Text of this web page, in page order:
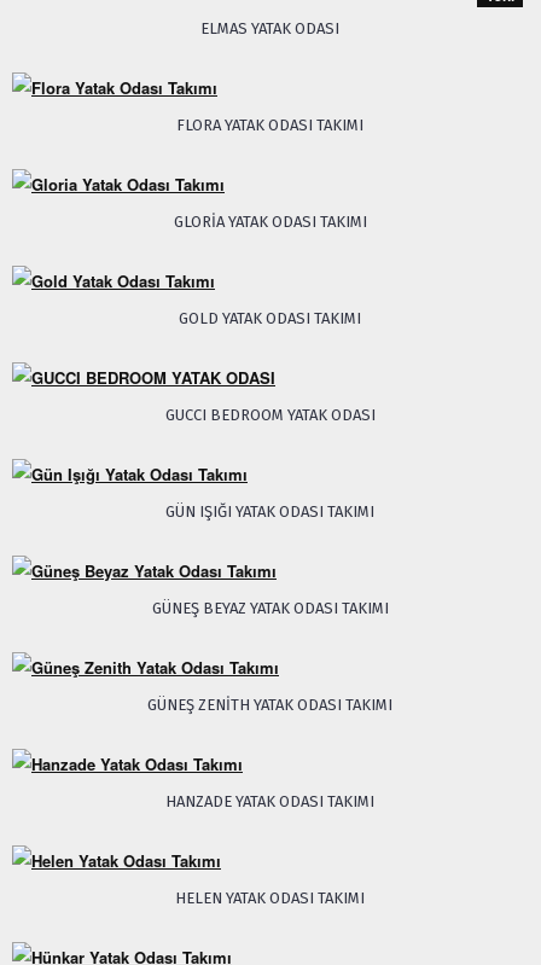
ELMAS YATAK ODASI
FLORA YATAK ODASI TAKIMI
GLORIA YATAK ODASI TAKIMI
GOLD YATAK ODASI TAKIMI
GUCCI BEDROOM YATAK ODASI
GÜN IŞIĞI YATAK ODASI TAKIMI
GÜNEŞ BEYAZ YATAK ODASI TAKIMI
GÜNEŞ ZENITH YATAK ODASI TAKIMI
HANZADE YATAK ODASI TAKIMI
HELEN YATAK ODASI TAKIMI